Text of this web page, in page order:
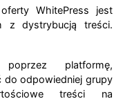
WhitePress jest
z dystrybucją treści.
platformę,
do odpowiedniej grupy
treści na